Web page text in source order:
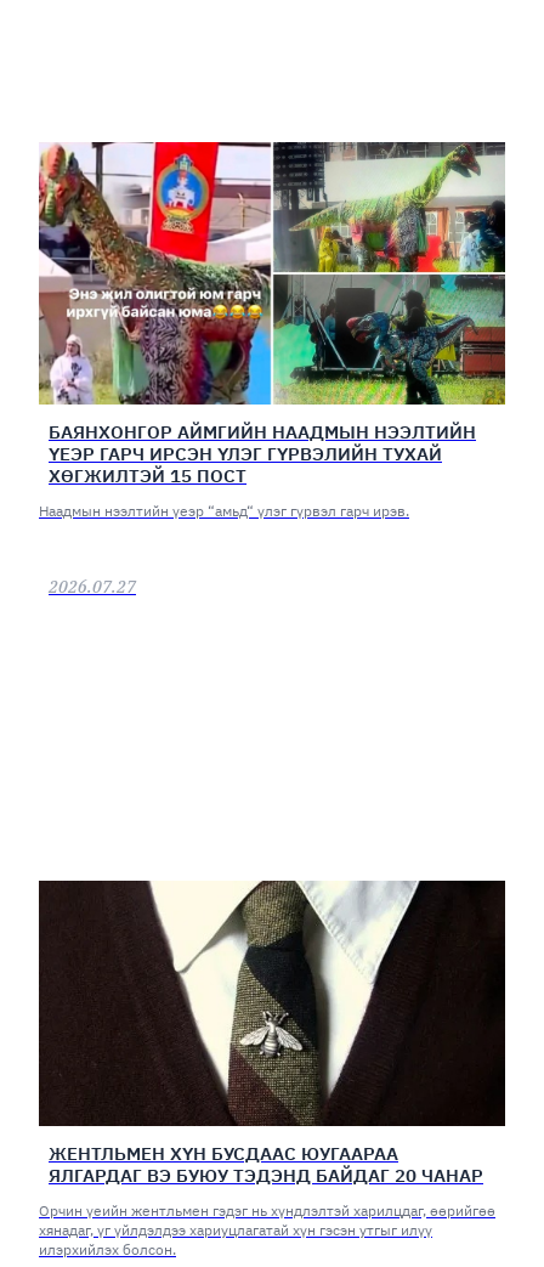
БАЯНХОНГОР АЙМГИЙН НААДМЫН НЭЭЛТИЙН
ҮЕЭР ГАРЧ ИРСЭН ҮЛЭГ ГҮРВЭЛИЙН ТУХАЙ
ХӨГЖИЛТЭЙ 15 ПОСТ
Наадмын нээлтийн үеэр “амьд“ үлэг гүрвэл гарч ирэв.
2026.07.27
ЖЕНТЛЬМЕН ХҮН БУСДААС ЮУГААРАА
ЯЛГАРДАГ ВЭ БУЮУ ТЭДЭНД БАЙДАГ 20 ЧАНАР
Орчин үеийн жентльмен гэдэг нь хүндлэлтэй харилцдаг, өөрийгөө
хянадаг, үг үйлдэлдээ хариуцлагатай хүн гэсэн утгыг илүү
илэрхийлэх болсон.